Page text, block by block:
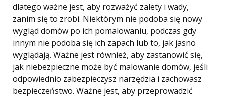
dlatego ważne jest, aby rozważyć zalety i wady,
zanim się to zrobi. Niektórym nie podoba się nowy
wygląd domów po ich pomalowaniu, podczas gdy
innym nie podoba się ich zapach lub to, jak jasno
wyglądają. Ważne jest również, aby zastanowić się,
jak niebezpieczne może być malowanie domów, jeśli
odpowiednio zabezpieczysz narzędzia i zachowasz
bezpieczeństwo. Ważne jest, aby przeprowadzić